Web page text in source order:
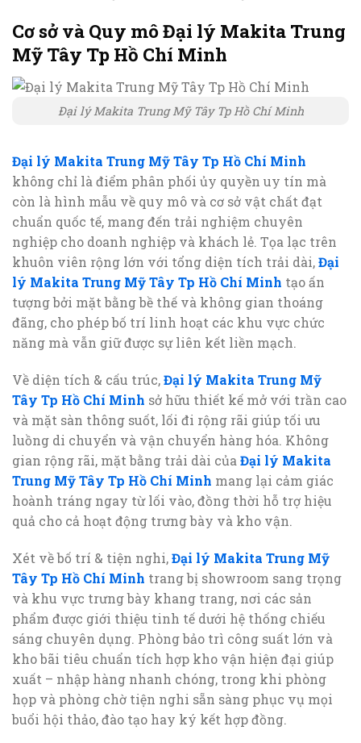
Cơ sở và Quy mô Đại lý Makita Trung
Mỹ Tây Tp Hồ Chí Minh
Đại lý Makita Trung Mỹ Tây Tp Hồ Chí Minh
Đại lý Makita Trung Mỹ Tây Tp Hồ Chí Minh
không chỉ là điểm phân phối ủy quyền uy tín mà
còn là hình mẫu về quy mô và cơ sở vật chất đạt
chuẩn quốc tế, mang đến trải nghiệm chuyên
nghiệp cho doanh nghiệp và khách lẻ. Tọa lạc trên
khuôn viên rộng lớn với tổng diện tích trải dài,Đại
lý Makita Trung Mỹ Tây Tp Hồ Chí Minh tạo ấn
tượng bởi mặt bằng bề thế và không gian thoáng
đãng, cho phép bố trí linh hoạt các khu vực chức
năng mà vẫn giữ được sự liên kết liền mạch.
Về diện tích & cấu trúc,Đại lý Makita Trung Mỹ
Tây Tp Hồ Chí Minh sở hữu thiết kế mở với trần cao
và mặt sàn thông suốt, lối đi rộng rãi giúp tối ưu
luồng di chuyển và vận chuyển hàng hóa. Không
gian rộng rãi, mặt bằng trải dài của Đại lý Makita
Trung Mỹ Tây Tp Hồ Chí Minh mang lại cảm giác
hoành tráng ngay từ lối vào, đồng thời hỗ trợ hiệu
quả cho cả hoạt động trưng bày và kho vận.
Xét về bố trí & tiện nghi,Đại lý Makita Trung Mỹ
Tây Tp Hồ Chí Minh trang bị showroom sang trọng
và khu vực trưng bày khang trang, nơi các sản
phẩm được giới thiệu tinh tế dưới hệ thống chiếu
sáng chuyên dụng. Phòng bảo trì công suất lớn và
kho bãi tiêu chuẩn tích hợp kho vận hiện đại giúp
xuất – nhập hàng nhanh chóng, trong khi phòng
họp và phòng chờ tiện nghi sẵn sàng phục vụ mọi
buổi hội thảo, đào tạo hay ký kết hợp đồng.